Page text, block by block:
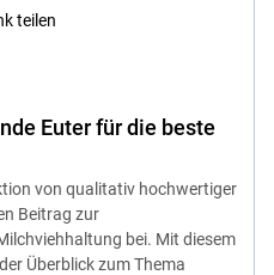
teilen
Euter für die beste
von qualitativ hochwertiger
Beitrag zur
bei. Mit diesem
Überblick zum Thema